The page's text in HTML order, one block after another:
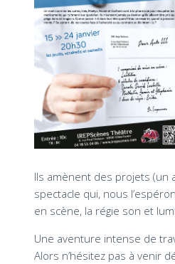
Ils amènent des projets
spectacle qui, nous
en scène, la régie son et
Une aventure intense de
Alors n’hésitez pas à venir